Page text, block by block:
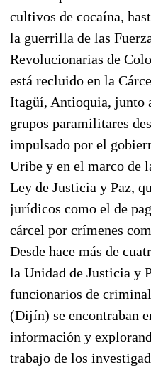
cultivos de cocaína,
la guerrilla de las
Revolucionarias de
está recluido en la
Itagüí, Antioquia, junto
grupos paramilitares
impulsado por el
Uribe y en el marco de
Ley de Justicia y Paz,
jurídicos como el de
cárcel por crímenes
Desde hace más de
la Unidad de Justicia y
funcionarios de
(Dijín) se encontraban
información y
trabajo de los